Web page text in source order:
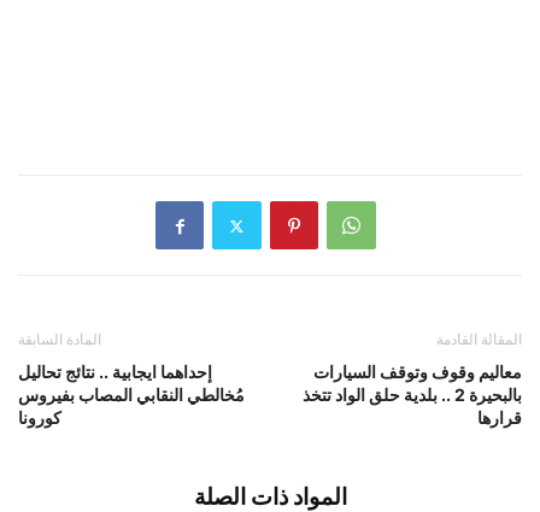
المادة السابقة
إحداهما ايجابية .. نتائج تحاليل
مُخالطي النقابي المصاب بفيروس
كورونا
المقالة القادمة
معاليم وقوف وتوقف السيارات
بالبحيرة 2 .. بلدية حلق الواد تتخذ
قرارها
المواد ذات الصلة